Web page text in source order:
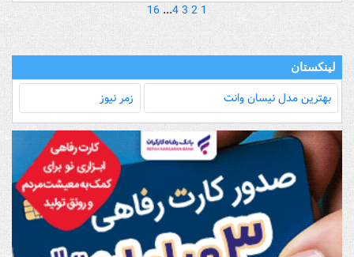
1
2
3
4
...
16
لینکستان
بهترین مدل‌ نیسان وانت زمر نیوز